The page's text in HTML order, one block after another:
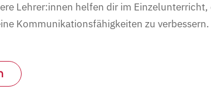
Lehrer:innen helfen dir im Einzelunterricht,
Kommunikationsfähigkeiten zu